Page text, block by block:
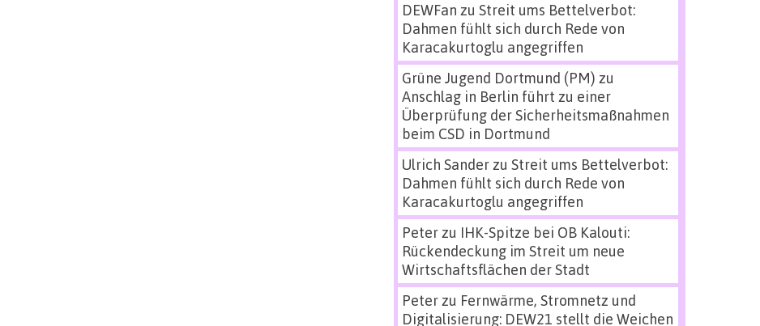
DEWFan zu Streit ums Bettelverbot:
Dahmen fühlt sich durch Rede von
Karacakurtoglu angegriffen
Grüne Jugend Dortmund (PM) zu
Anschlag in Berlin führt zu einer
Überprüfung der Sicherheitsmaßnahmen
beim CSD in Dortmund
Ulrich Sanderzu Streit ums Bettelverbot:
Dahmen fühlt sich durch Rede von
Karacakurtoglu angegriffen
Peterzu IHK-Spitze bei OB Kalouti:
Rückendeckung im Streit um neue
Wirtschaftsflächen der Stadt
Peterzu Fernwärme, Stromnetz und
Digitalisierung: DEW21 stellt die Weichen